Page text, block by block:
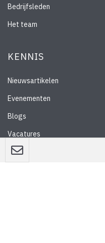
Bedrijfsleden
Het team
KENNIS
Nieuwsartikelen
Evenementen
Blogs
Vacatures
Nieuwsbrief